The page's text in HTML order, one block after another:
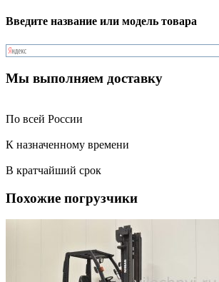
Введите название или модель товара
Мы выполняем доставку
По всей России
К назначенному времени
В кратчайший срок
Похожие погрузчики